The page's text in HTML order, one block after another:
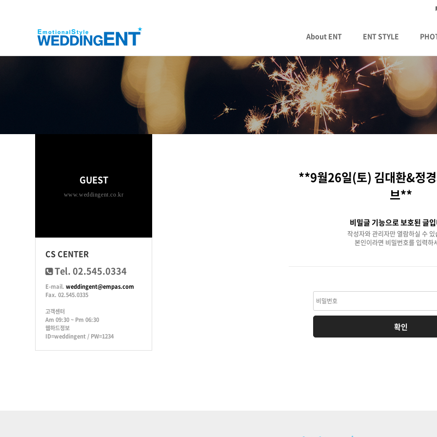
About ENT ENT STYLE
**9월26일(토) 김대환&정
브**
비밀글 기능으로 보호된 글
작성자와 관리자만 열람하실 수 있
본인이라면 비밀번호를 입력하
GUEST
www.weddingent.co.kr
CS CENTER
Tel. 02.545.0334
E-mail. weddingent@empas.com
Fax. 02.545.0335
고객센터
Am 09:30 ~ Pm 06:30
웹하드정보
ID=weddingent / PW=1234